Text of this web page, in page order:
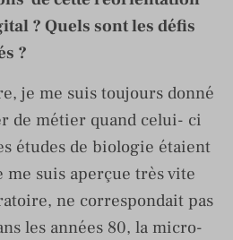
? Quels sont les défis
?
je me suis toujours donné
de métier quand celui- ci
études de biologie étaient
me suis aperçue très vite
ne correspondait pas
les années 80, la micro-